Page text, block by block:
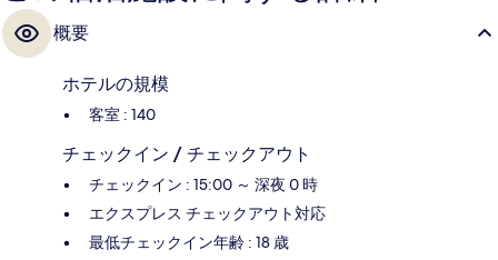
概要
ホテルの規模
客室 : 140
チェックイン / チェックアウト
チェックイン : 15:00 ～ 深夜 0 時
エクスプレス チェックアウト対応
最低チェックイン年齢 : 18 歳